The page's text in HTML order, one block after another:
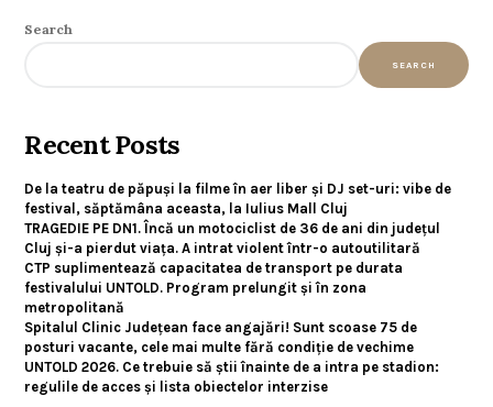
Search
SEARCH
Recent Posts
De la teatru de păpuși la filme în aer liber și DJ set-uri: vibe de
festival, săptămâna aceasta, la Iulius Mall Cluj
TRAGEDIE PE DN1. Încă un motociclist de 36 de ani din județul
Cluj și-a pierdut viața. A intrat violent într-o autoutilitară
CTP suplimentează capacitatea de transport pe durata
festivalului UNTOLD. Program prelungit și în zona
metropolitană
Spitalul Clinic Județean face angajări! Sunt scoase 75 de
posturi vacante, cele mai multe fără condiție de vechime
UNTOLD 2026. Ce trebuie să știi înainte de a intra pe stadion:
regulile de acces și lista obiectelor interzise